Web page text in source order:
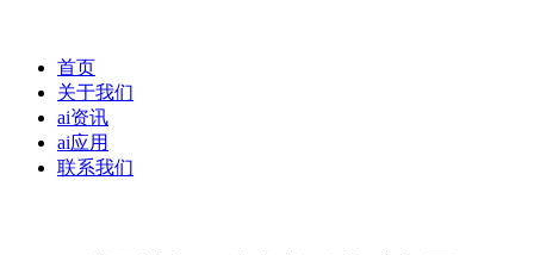
首页
关于我们
ai资讯
ai应用
联系我们